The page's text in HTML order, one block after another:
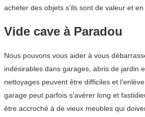
acheter des objets s’ils sont de valeur et
Vide cave à Paradou
Nous pouvons vous aider à vous
indésirables dans garages, abris de jardin
nettoyages peuvent être difficiles et
garage peut parfois s’avérer long et
être accroché à de vieux meubles qui